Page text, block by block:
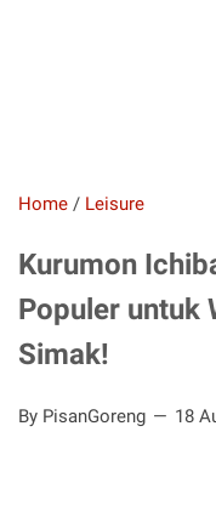
Home / Leisure
Kurumon
Populer untuk
Simak!
By PisanGoreng 18